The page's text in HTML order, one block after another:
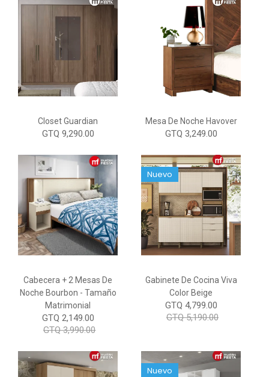
Closet Guardian
GTQ 9,290.00
Mesa De Noche Havover
GTQ 3,249.00
Cabecera + 2 Mesas De
Noche Bourbon - Tamaño
Matrimonial
GTQ 2,149.00
GTQ 3,990.00
Gabinete De Cocina Viva
Color Beige
Nuevo
GTQ 4,799.00
GTQ 5,190.00
Nuevo